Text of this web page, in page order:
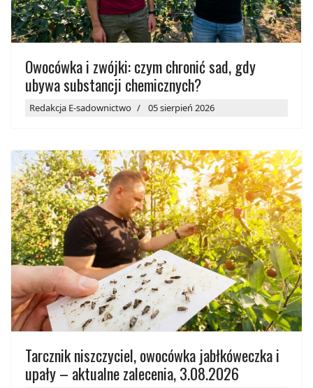
Owocówka i zwójki: czym chronić sad, gdy
ubywa substancji chemicznych?
Redakcja E-sadownictwo 05 sierpień 2026
Tarcznik niszczyciel, owocówka jabłkóweczka i
upały – aktualne zalecenia, 3.08.2026